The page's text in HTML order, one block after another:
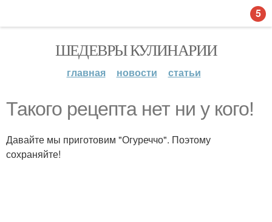
ШЕДЕВРЫ КУЛИНАРИИ
главная новости статьи
Такого рецепта нет ни у кого!
Давайте мы приготовим "Огуреччо". Поэтому
сохраняйте!
5